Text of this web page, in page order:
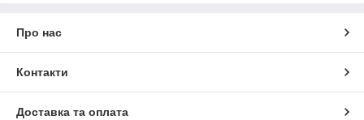
Про нас
Контакти
Доставка та оплата